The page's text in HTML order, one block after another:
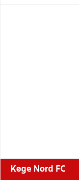
Køge Nord FC